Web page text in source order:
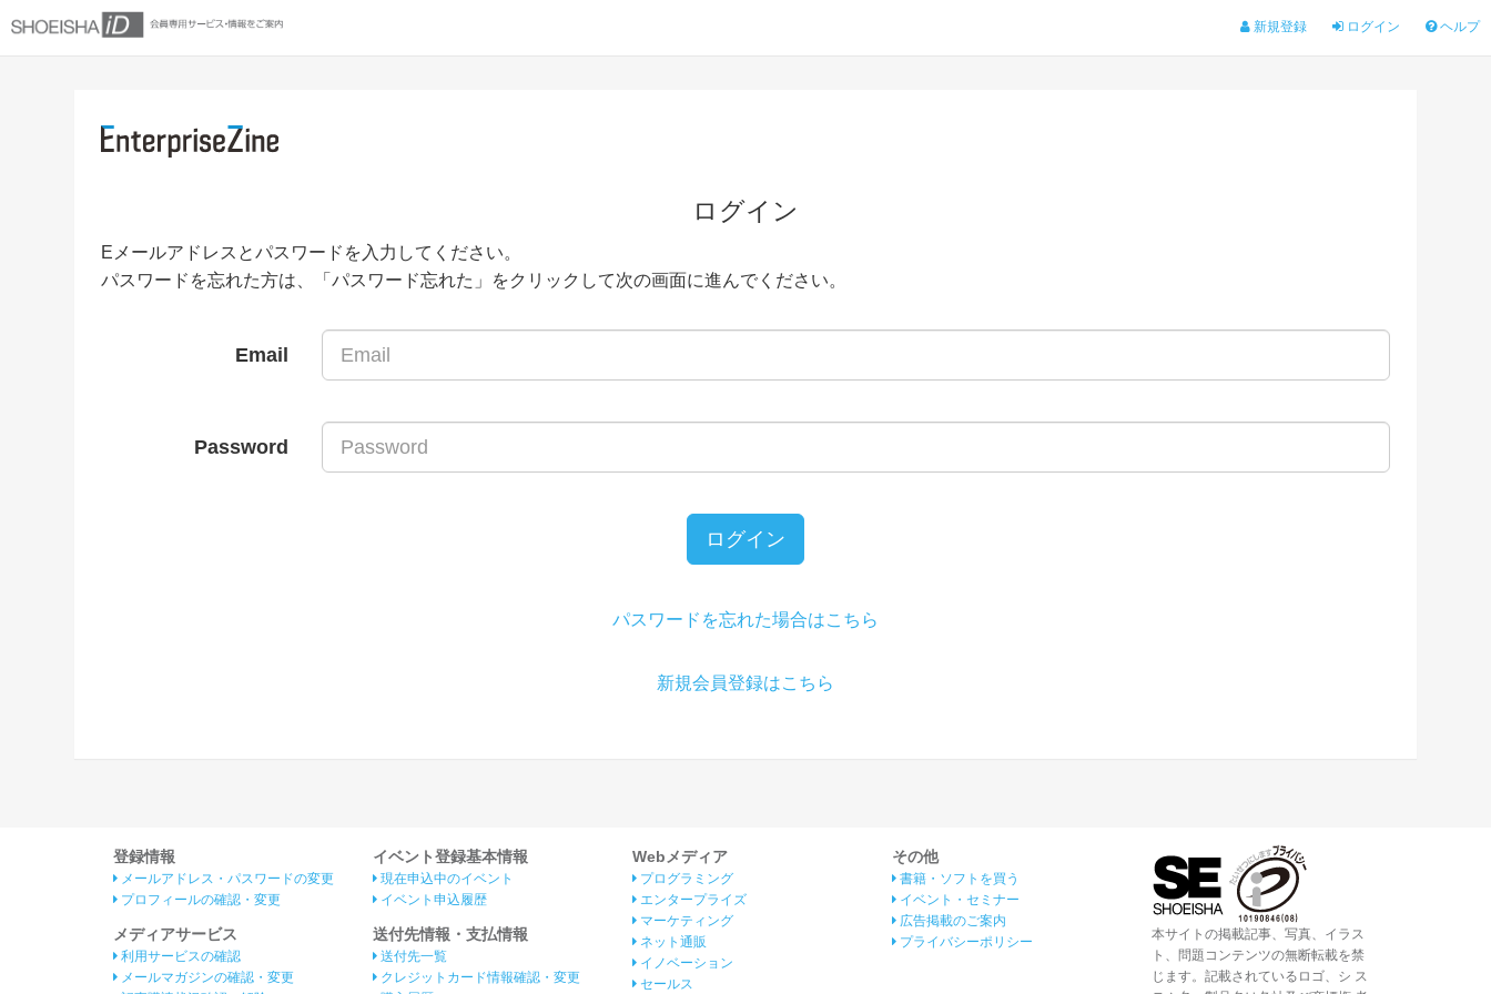
新規登録 ログイン ヘルプ
ログイン
Eメールアドレスとパスワードを入力してください。
パスワードを忘れた方は、「パスワード忘れた」をクリックして次の画面に進んでください。
Email
Password
ログイン
パスワードを忘れた場合はこちら
新規会員登録はこちら
登録情報
メールアドレス・パスワードの変更
プロフィールの確認・変更
メディアサービス
利用サービスの確認
メールマガジンの確認・変更
イベント登録基本情報
現在申込中のイベント
イベント申込履歴
送付先情報・支払情報
送付先一覧
クレジットカード情報確認・変更
Webメディア
プログラミング
エンタープライズ
マーケティング
ネット通販
イノベーション
セールス
その他
書籍・ソフトを買う
イベント・セミナー
広告掲載のご案内
プライバシーポリシー
本サイトの掲載記事、写真、イラス
ト、問題コンテンツの無断転載を禁
じます。記載されているロゴ、シ ス